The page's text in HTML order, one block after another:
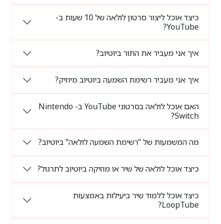
כיצד אוכל ליצור סרטון לולאה של 10 שעות ב-
YouTube?
איך אני מעביר את התור ביוטיוב?
איך אני מעביר רשימת השמעה ביוטיוב מיוזיק?
האם אוכל לולאה בסרטוני YouTube ב- Nintendo
Switch?
מה המשמעות של "רשימת השמעה לולאה" ביוטיוב?
כיצד אוכל לולאה של שיר או מוזיקה ביוטיוב לתרגול?
כיצד אוכל ללמוד שיר ביעילות באמצעות
LoopTube?